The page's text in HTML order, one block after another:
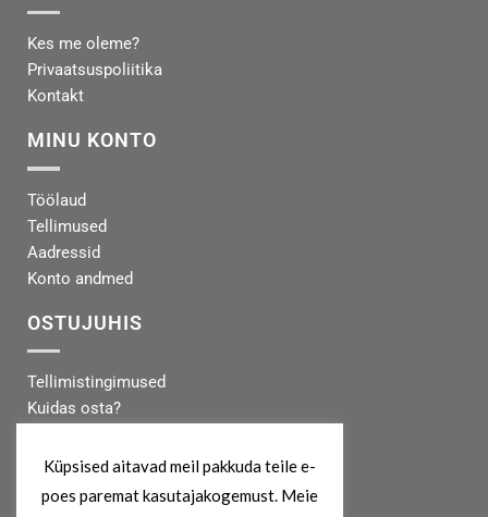
Kes me oleme?
Privaatsuspoliitika
Kontakt
MINU KONTO
Töölaud
Tellimused
Aadressid
Konto andmed
OSTUJUHIS
Tellimistingimused
Kuidas osta?
Tarneinfo
MEIST
Küpsised aitavad meil pakkuda teile e-
poes paremat kasutajakogemust. Meie